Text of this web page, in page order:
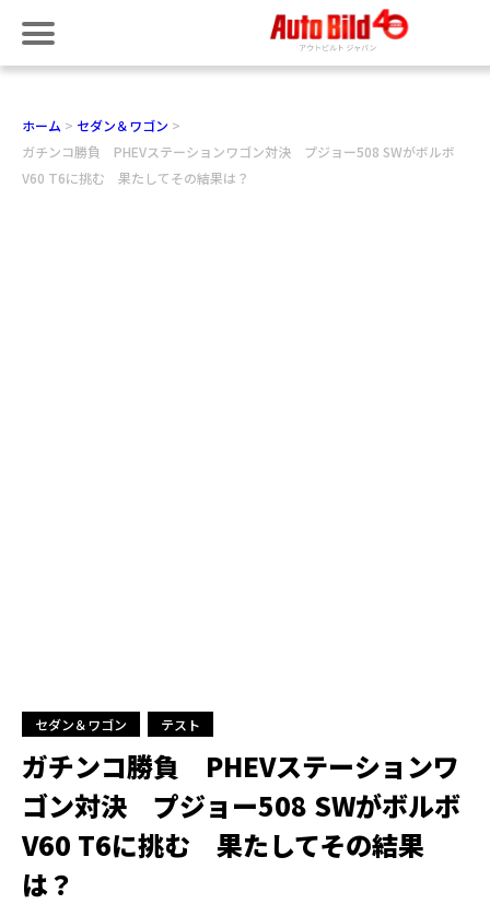
ホーム
セダン＆ワゴン
ガチンコ勝負 PHEVステーションワゴン対決 プジョー508 SWがボルボ
V60 T6に挑む 果たしてその結果は？
セダン＆ワゴン テスト
ガチンコ勝負 PHEVステーションワ
ゴン対決 プジョー508 SWがボルボ
V60 T6に挑む 果たしてその結果
は？